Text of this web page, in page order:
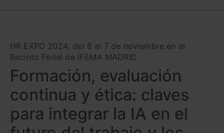
HR EXPO 2024, del 6 al 7 de noviembre en el
Recinto Ferial de IFEMA MADRID
Formación, evaluación
continua y ética: claves
para integrar la IA en el